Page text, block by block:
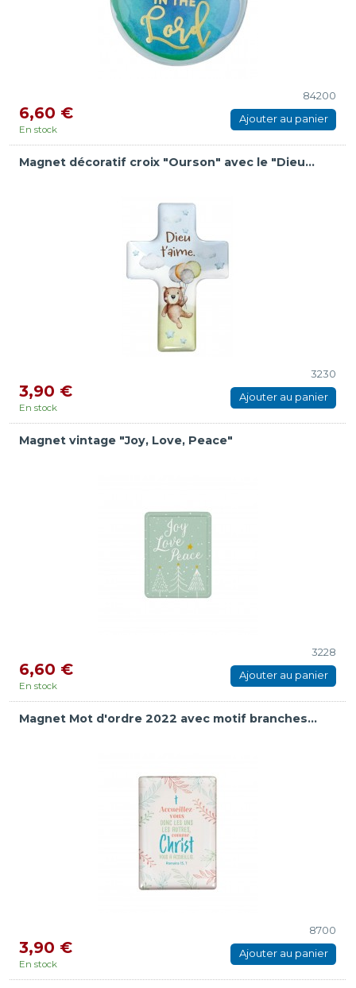
84200
6,60 €
En stock
Ajouter au panier
Magnet décoratif croix "Ourson" avec le "Dieu...
3230
3,90 €
En stock
Ajouter au panier
Magnet vintage "Joy, Love, Peace"
3228
6,60 €
En stock
Ajouter au panier
Magnet Mot d'ordre 2022 avec motif branches...
8700
3,90 €
En stock
Ajouter au panier